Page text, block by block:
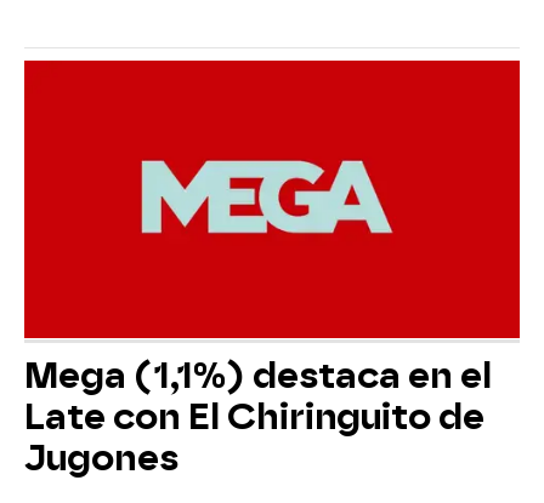
Mega (1,1%) destaca en el
Late con El Chiringuito de
Jugones